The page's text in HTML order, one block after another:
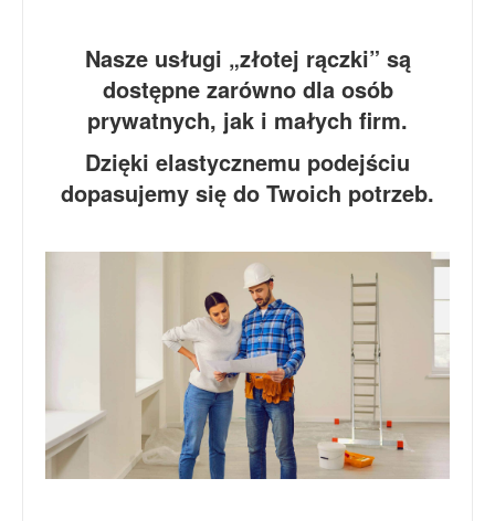
Nasze usługi „złotej rączki” są
dostępne zarówno dla osób
prywatnych, jak i małych firm.
Dzięki elastycznemu podejściu
dopasujemy się do Twoich potrzeb.